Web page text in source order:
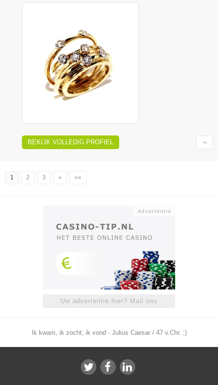
BEKIJK VOLLEDIG PROFIEL
1 2 3 » »»
Uw advertentie hier? Mail ons
Ik kwam, ik zocht, ik vond - Julius Caesar / 47 v.Chr. ;)